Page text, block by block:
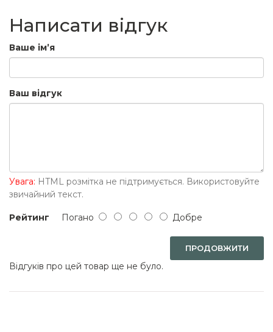
Написати відгук
Ваше ім’я
Ваш відгук
Увага: HTML розмітка не підтримується. Використовуйте
звичайний текст.
Рейтинг Погано Добре
ПРОДОВЖИТИ
Відгуків про цей товар ще не було.